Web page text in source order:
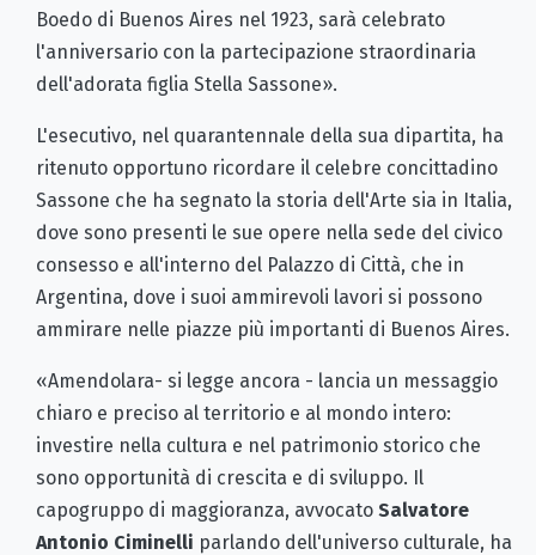
Boedo di Buenos Aires nel 1923, sarà celebrato
l'anniversario con la partecipazione straordinaria
dell'adorata figlia Stella Sassone».
L'esecutivo, nel quarantennale della sua dipartita, ha
ritenuto opportuno ricordare il celebre concittadino
Sassone che ha segnato la storia dell'Arte sia in Italia,
dove sono presenti le sue opere nella sede del civico
consesso e all'interno del Palazzo di Città, che in
Argentina, dove i suoi ammirevoli lavori si possono
ammirare nelle piazze più importanti di Buenos Aires.
«Amendolara- si legge ancora - lancia un messaggio
chiaro e preciso al territorio e al mondo intero:
investire nella cultura e nel patrimonio storico che
sono opportunità di crescita e di sviluppo. Il
capogruppo di maggioranza, avvocato Salvatore
Antonio Ciminelli parlando dell'universo culturale, ha